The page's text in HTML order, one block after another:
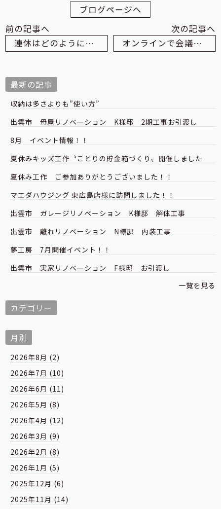
ブログページへ
前の記事へ
連休はどのように過ごされましたか？②
次の記事へ
オンラインで会議しました
最新の記事
収納は多さよりも”使い方”
出雲市 母屋リノベーション K様邸 2期工事お引渡し
8月 イベント情報！！
夏休みキッズ工作〝ことりの貯金箱づくり〟開催しました
夏休み工作 ご参加ありがとうございました！！
マエダハウジング 東広島店様に訪問しました！！
出雲市 ガレージリノベーション K様邸 解体工事
出雲市 離れリノベーション N様邸 内装工事
夢工房 7月開催イベント！！
出雲市 実家リノベーション F様邸 お引渡し
一覧を見る
カテゴリー
月別
2026年8月 (2)
2026年7月 (10)
2026年6月 (11)
2026年5月 (8)
2026年4月 (12)
2026年3月 (9)
2026年2月 (8)
2026年1月 (5)
2025年12月 (6)
2025年11月 (14)